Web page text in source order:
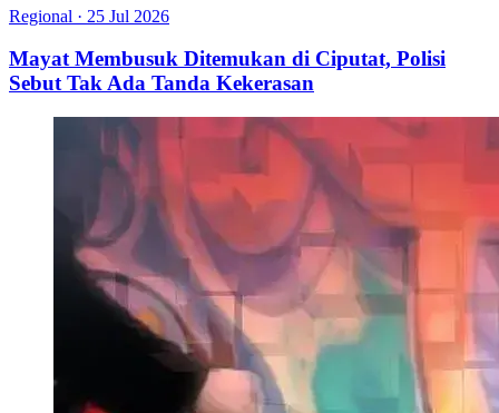
Regional · 25 Jul 2026
Mayat Membusuk Ditemukan di Ciputat, Polisi
Sebut Tak Ada Tanda Kekerasan